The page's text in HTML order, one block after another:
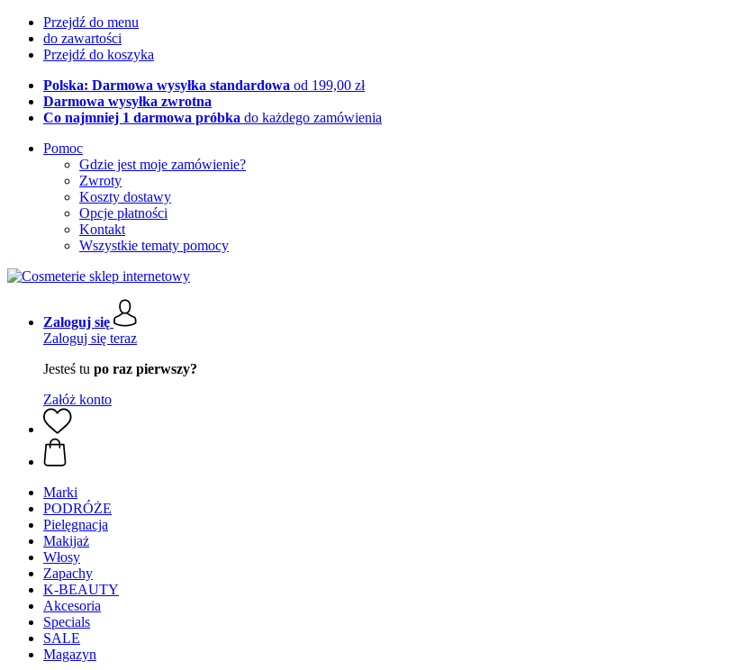
Przejdź do menu
do zawartości
Przejdź do koszyka
Polska: Darmowa wysyłka standardowa od 199,00 zł
Darmowa wysyłka zwrotna
Co najmniej 1 darmowa próbka do każdego zamówienia
Pomoc
Gdzie jest moje zamówienie?
Zwroty
Koszty dostawy
Opcje płatności
Kontakt
Wszystkie tematy pomocy
Zaloguj się
Zaloguj się teraz
Jesteś tu po raz pierwszy?
Załóż konto
Marki
PODRÓŻE
Pielęgnacja
Makijaż
Włosy
Zapachy
K-BEAUTY
Akcesoria
Specials
SALE
Magazyn